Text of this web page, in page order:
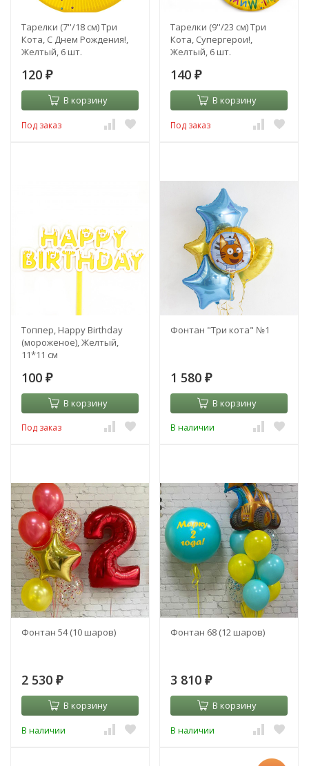
Тарелки (7''/18 см) Три
Кота, С Днем Рождения!,
Желтый, 6 шт.
120 ₽
В корзину
Под заказ
Тарелки (9''/23 см) Три
Кота, Супергерои!,
Желтый, 6 шт.
140 ₽
В корзину
Под заказ
Топпер, Happy Birthday
(мороженое), Желтый,
11*11 см
100 ₽
В корзину
Под заказ
Фонтан "Три кота" №1
1 580 ₽
В корзину
В наличии
Фонтан 54 (10 шаров)
2 530 ₽
В корзину
В наличии
Фонтан 68 (12 шаров)
3 810 ₽
В корзину
В наличии